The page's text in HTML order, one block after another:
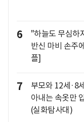
6
"하늘도 무심하
반신 마비 손주
플]
7
부모와 12세·8
아내는 속옷만
(실화탐사대)